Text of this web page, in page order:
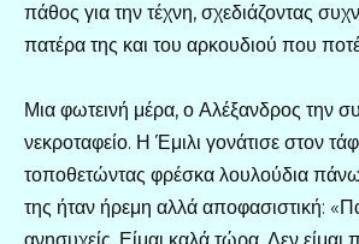
πάθος για την τέχνη, σχεδιάζοντας
πατέρα της και του αρκουδιού που
Μια φωτεινή μέρα, ο Αλέξανδρος την
νεκροταφείο. Η Έμιλι γονάτισε στον
τοποθετώντας φρέσκα λουλούδια
της ήταν ήρεμη αλλά αποφασιστική: